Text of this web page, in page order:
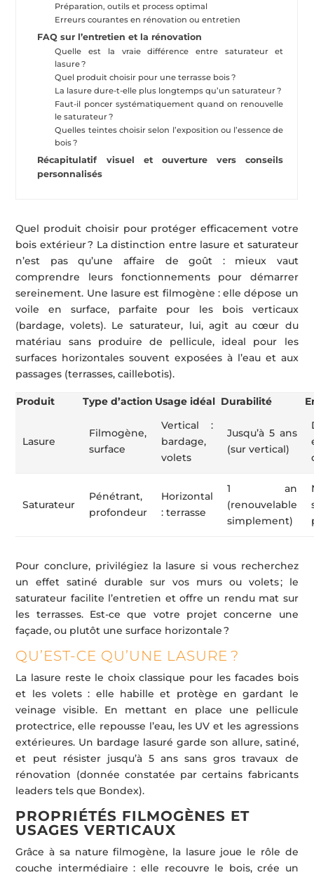
Préparation, outils et process optimal
Erreurs courantes en rénovation ou entretien
FAQ sur l’entretien et la rénovation
Quelle est la vraie différence entre saturateur et
lasure ?
Quel produit choisir pour une terrasse bois ?
La lasure dure-t-elle plus longtemps qu’un saturateur ?
Faut-il poncer systématiquement quand on renouvelle
le saturateur ?
Quelles teintes choisir selon l’exposition ou l’essence de
bois ?
Récapitulatif visuel et ouverture vers conseils
personnalisés
Quel produit choisir pour protéger efficacement votre
bois extérieur ? La distinction entre lasure et saturateur
n’est pas qu’une affaire de goût : mieux vaut
comprendre leurs fonctionnements pour démarrer
sereinement. Une lasure est filmogène : elle dépose un
voile en surface, parfaite pour les bois verticaux
(bardage, volets). Le saturateur, lui, agit au cœur du
matériau sans produire de pellicule, ideal pour les
surfaces horizontales souvent exposées à l’eau et aux
passages (terrasses, caillebotis).
Produit Type d’action Usage idéal Durabilité
Lasure
Filmogène,
surface
Vertical :
bardage,
volets
Jusqu’à 5 ans
(sur vertical)
Saturateur
Pénétrant,
profondeur
Horizontal
: terrasse
1 an
(renouvelable
simplement)
Pour conclure, privilégiez la lasure si vous recherchez
un effet satiné durable sur vos murs ou volets ; le
saturateur facilite l’entretien et offre un rendu mat sur
les terrasses. Est-ce que votre projet concerne une
façade, ou plutôt une surface horizontale ?
QU’EST-CE QU’UNE LASURE ?
La lasure reste le choix classique pour les facades bois
et les volets : elle habille et protège en gardant le
veinage visible. En mettant en place une pellicule
protectrice, elle repousse l’eau, les UV et les agressions
extérieures. Un bardage lasuré garde son allure, satiné,
et peut résister jusqu’à 5 ans sans gros travaux de
rénovation (donnée constatée par certains fabricants
leaders tels que Bondex).
PROPRIÉTÉS FILMOGÈNES ET
USAGES VERTICAUX
Grâce à sa nature filmogène, la lasure joue le rôle de
couche intermédiaire : elle recouvre le bois, crée un